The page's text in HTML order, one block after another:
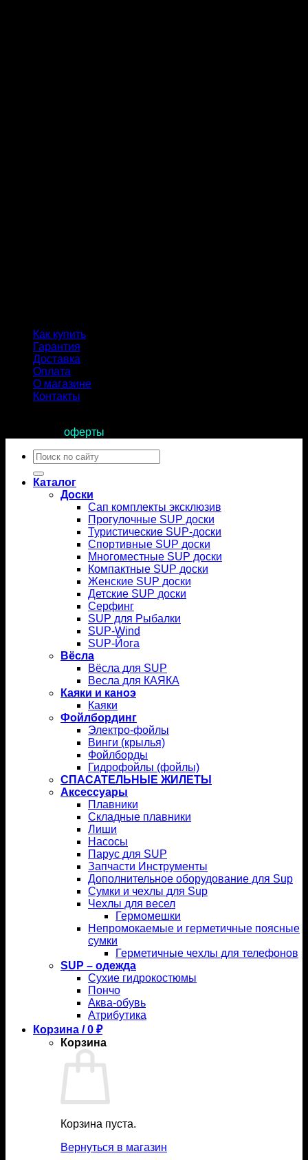
Как купить
Гарантия
Доставка
Оплата
О магазине
Контакты
оферты
Искать:
Каталог
Доски
Сап комплекты эксклюзив
Прогулочные SUP доски
Туристические SUP-доски
Спортивные SUP доски
Многоместные SUP доски
Компактные SUP доски
Женские SUP доски
Детские SUP доски
Серфинг
SUP для Рыбалки
SUP-Wind
SUP-Йога
Вёсла
Вёсла для SUP
Весла для КАЯКА
Каяки и каноэ
Каяки
Фойлбординг
Электро-фойлы
Винги (крылья)
Фойлборды
Гидрофойлы (фойлы)
СПАСАТЕЛЬНЫЕ ЖИЛЕТЫ
Аксессуары
Плавники
Складные плавники
Лиши
Насосы
Парус для SUP
Запчасти Инструменты
Дополнительное оборудование для Sup
Сумки и чехлы для Sup
Чехлы для весел
Гермомешки
Непромокаемые и герметичные поясные
сумки
Герметичные чехлы для телефонов
SUP – одежда
Сухие гидрокостюмы
Пончо
Аква-обувь
Атрибутика
Корзина /0 ₽
Корзина
Корзина пуста.
Вернуться в магазин